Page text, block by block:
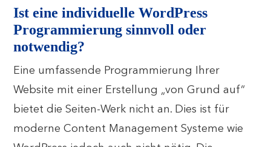
Ist eine individuelle WordPress
Programmierung sinnvoll oder
notwendig?
Eine umfassende Programmierung Ihrer
Website mit einer Erstellung „von Grund auf“
bietet die Seiten-Werk nicht an. Dies ist für
moderne Content Management Systeme wie